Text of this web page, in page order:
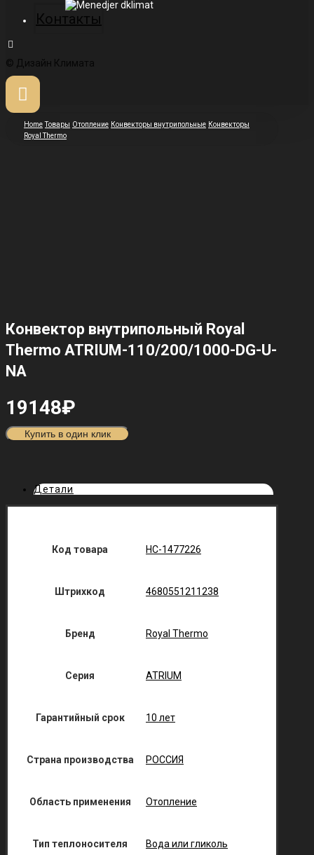
Контакты
© Дизайн Климата
Home Товары Отопление Конвекторы внутрипольные Конвекторы
Royal Thermo
Конвектор внутрипольный Royal
Thermo ATRIUM-110/200/1000-DG-U-
NA
19148₽
Купить в один клик
Детали
Код товара НС-1477226
Штрихкод 4680551211238
Бренд Royal Thermo
Серия ATRIUM
Гарантийный срок 10 лет
Страна производства РОССИЯ
Область применения Отопление
Тип теплоносителя Вода или гликоль